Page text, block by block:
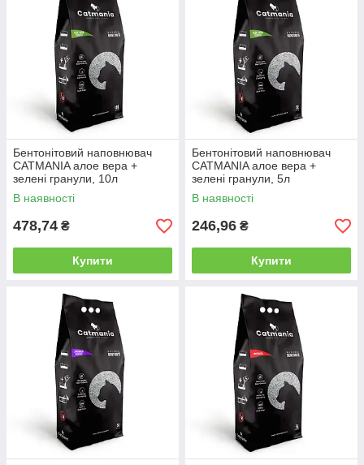
Бентонітовий наповнювач
CATMANIA алое вера +
зелені гранули, 10л
В наявності
478,74 ₴
Купити
Бентонітовий наповнювач
CATMANIA алое вера +
зелені гранули, 5л
В наявності
246,96 ₴
Купити